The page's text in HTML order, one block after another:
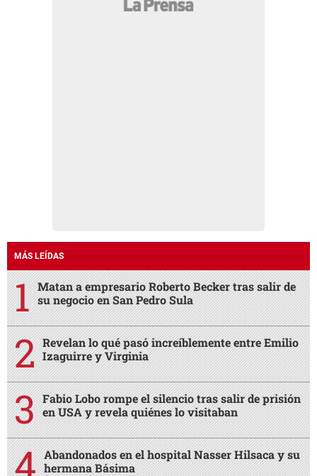
MÁS LEÍDAS
Matan a empresario Roberto Becker tras salir de
su negocio en San Pedro Sula
Revelan lo qué pasó increíblemente entre Emilio
Izaguirre y Virginia
Fabio Lobo rompe el silencio tras salir de prisión
en USA y revela quiénes lo visitaban
Abandonados en el hospital Nasser Hilsaca y su
hermana Básima